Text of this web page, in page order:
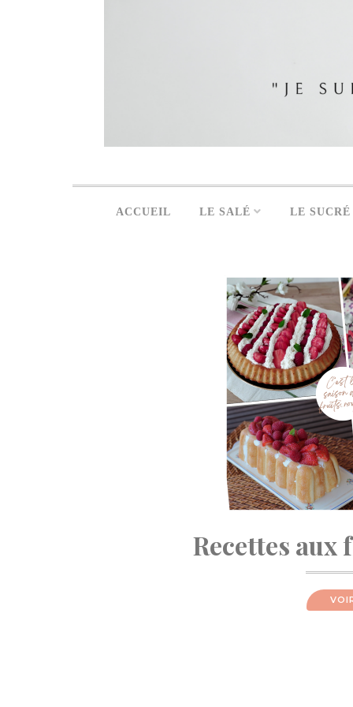
ACCUEIL LE SALÉ LE SUCRÉ
Recettes